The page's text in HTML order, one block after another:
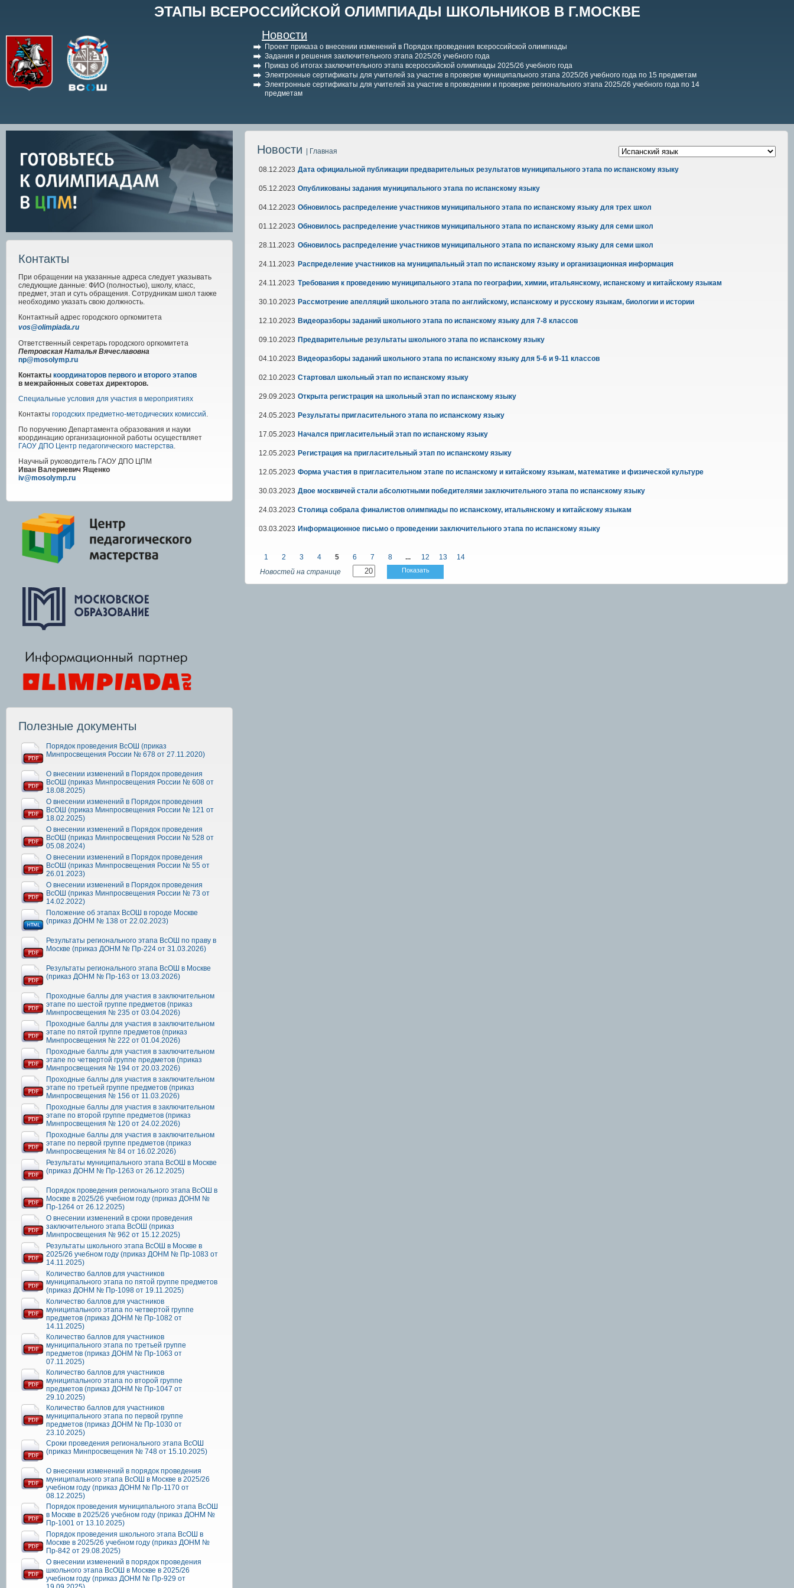
ЭТАПЫ ВСЕРОССИЙСКОЙ ОЛИМПИАДЫ ШКОЛЬНИКОВ В Г.МОСКВЕ
Новости
Проект приказа о внесении изменений в Порядок проведения всероссийской олимпиады
Задания и решения заключительного этапа 2025/26 учебного года
Приказ об итогах заключительного этапа всероссийской олимпиады 2025/26 учебного года
Электронные сертификаты для учителей за участие в проверке муниципального этапа 2025/26 учебного года по 15 предметам
Электронные сертификаты для учителей за участие в проведении и проверке регионального этапа 2025/26 учебного года по 14
предметам
Контакты
При обращении на указанные адреса следует указывать
следующие данные: ФИО (полностью), школу, класс,
предмет, этап и суть обращения. Сотрудникам школ также
необходимо указать свою должность.
Контактный адрес городского оргкомитета
vos@olimpiada.ru
Ответственный секретарь городского оргкомитета
Петровская Наталья Вячеславовна
np@mosolymp.ru
Контакты координаторов первого и второго этапов
в межрайонных советах директоров.
Специальные условия для участия в мероприятиях
Контакты городских предметно-методических комиссий.
По поручению Департамента образования и науки
координацию организационной работы осуществляет
ГАОУ ДПО Центр педагогического мастерства.
Научный руководитель ГАОУ ДПО ЦПМ
Иван Валериевич Ященко
iv@mosolymp.ru
Полезные документы
Порядок проведения ВсОШ (приказ
Минпросвещения России № 678 от 27.11.2020)
О внесении изменений в Порядок проведения
ВсОШ (приказ Минпросвещения России № 608 от
18.08.2025)
О внесении изменений в Порядок проведения
ВсОШ (приказ Минпросвещения России № 121 от
18.02.2025)
О внесении изменений в Порядок проведения
ВсОШ (приказ Минпросвещения России № 528 от
05.08.2024)
О внесении изменений в Порядок проведения
ВсОШ (приказ Минпросвещения России № 55 от
26.01.2023)
О внесении изменений в Порядок проведения
ВсОШ (приказ Минпросвещения России № 73 от
14.02.2022)
Положение об этапах ВсОШ в городе Москве
(приказ ДОНМ № 138 от 22.02.2023)
Результаты регионального этапа ВсОШ по праву в
Москве (приказ ДОНМ № Пр-224 от 31.03.2026)
Результаты регионального этапа ВсОШ в Москве
(приказ ДОНМ № Пр-163 от 13.03.2026)
Проходные баллы для участия в заключительном
этапе по шестой группе предметов (приказ
Минпросвещения № 235 от 03.04.2026)
Проходные баллы для участия в заключительном
этапе по пятой группе предметов (приказ
Минпросвещения № 222 от 01.04.2026)
Проходные баллы для участия в заключительном
этапе по четвертой группе предметов (приказ
Минпросвещения № 194 от 20.03.2026)
Проходные баллы для участия в заключительном
этапе по третьей группе предметов (приказ
Минпросвещения № 156 от 11.03.2026)
Проходные баллы для участия в заключительном
этапе по второй группе предметов (приказ
Минпросвещения № 120 от 24.02.2026)
Проходные баллы для участия в заключительном
этапе по первой группе предметов (приказ
Минпросвещения № 84 от 16.02.2026)
Результаты муниципального этапа ВсОШ в Москве
(приказ ДОНМ № Пр-1263 от 26.12.2025)
Порядок проведения регионального этапа ВсОШ в
Москве в 2025/26 учебном году (приказ ДОНМ №
Пр-1264 от 26.12.2025)
О внесении изменений в сроки проведения
заключительного этапа ВсОШ (приказ
Минпросвещения № 962 от 15.12.2025)
Результаты школьного этапа ВсОШ в Москве в
2025/26 учебном году (приказ ДОНМ № Пр-1083 от
14.11.2025)
Количество баллов для участников
муниципального этапа по пятой группе предметов
(приказ ДОНМ № Пр-1098 от 19.11.2025)
Количество баллов для участников
муниципального этапа по четвертой группе
предметов (приказ ДОНМ № Пр-1082 от
14.11.2025)
Количество баллов для участников
муниципального этапа по третьей группе
предметов (приказ ДОНМ № Пр-1063 от
07.11.2025)
Количество баллов для участников
муниципального этапа по второй группе
предметов (приказ ДОНМ № Пр-1047 от
29.10.2025)
Количество баллов для участников
муниципального этапа по первой группе
предметов (приказ ДОНМ № Пр-1030 от
23.10.2025)
Сроки проведения регионального этапа ВсОШ
(приказ Минпросвещения № 748 от 15.10.2025)
О внесении изменений в порядок проведения
муниципального этапа ВсОШ в Москве в 2025/26
учебном году (приказ ДОНМ № Пр-1170 от
08.12.2025)
Порядок проведения муниципального этапа ВсОШ
в Москве в 2025/26 учебном году (приказ ДОНМ №
Пр-1001 от 13.10.2025)
Порядок проведения школьного этапа ВсОШ в
Москве в 2025/26 учебном году (приказ ДОНМ №
Пр-842 от 29.08.2025)
О внесении изменений в порядок проведения
школьного этапа ВсОШ в Москве в 2025/26
учебном году (приказ ДОНМ № Пр-929 от
Новости | Главная
08.12.2023 Дата официальной публикации предварительных результатов муниципального этапа по испанскому языку
05.12.2023 Опубликованы задания муниципального этапа по испанскому языку
04.12.2023 Обновилось распределение участников муниципального этапа по испанскому языку для трех школ
01.12.2023 Обновилось распределение участников муниципального этапа по испанскому языку для семи школ
28.11.2023 Обновилось распределение участников муниципального этапа по испанскому языку для семи школ
24.11.2023 Распределение участников на муниципальный этап по испанскому языку и организационная информация
24.11.2023 Требования к проведению муниципального этапа по географии, химии, итальянскому, испанскому и китайскому языкам
30.10.2023 Рассмотрение апелляций школьного этапа по английскому, испанскому и русскому языкам, биологии и истории
12.10.2023 Видеоразборы заданий школьного этапа по испанскому языку для 7-8 классов
09.10.2023 Предварительные результаты школьного этапа по испанскому языку
04.10.2023 Видеоразборы заданий школьного этапа по испанскому языку для 5-6 и 9-11 классов
02.10.2023 Стартовал школьный этап по испанскому языку
29.09.2023 Открыта регистрация на школьный этап по испанскому языку
24.05.2023 Результаты пригласительного этапа по испанскому языку
17.05.2023 Начался пригласительный этап по испанскому языку
12.05.2023 Регистрация на пригласительный этап по испанскому языку
12.05.2023 Форма участия в пригласительном этапе по испанскому и китайскому языкам, математике и физической культуре
30.03.2023 Двое москвичей стали абсолютными победителями заключительного этапа по испанскому языку
24.03.2023 Столица собрала финалистов олимпиады по испанскому, итальянскому и китайскому языкам
03.03.2023 Информационное письмо о проведении заключительного этапа по испанскому языку
1 2 3 4 5 6 7 8 ... 12 13
14
Новостей на странице
Показать